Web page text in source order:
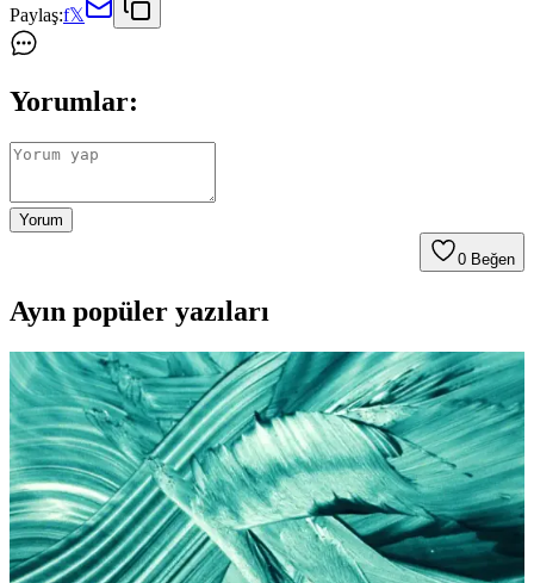
Paylaş:f𝕏
Yorumlar:
Yorum
0 Beğen
Ayın popüler yazıları